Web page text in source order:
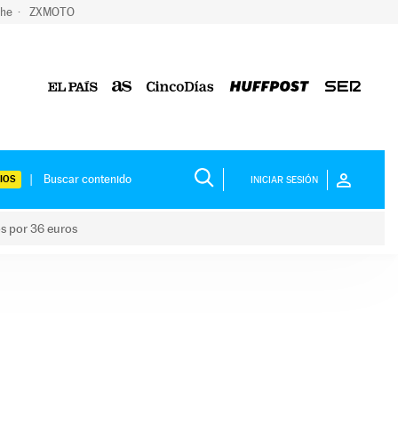
ZXMOTO
INICIAR SESIÓN
por 36 euros